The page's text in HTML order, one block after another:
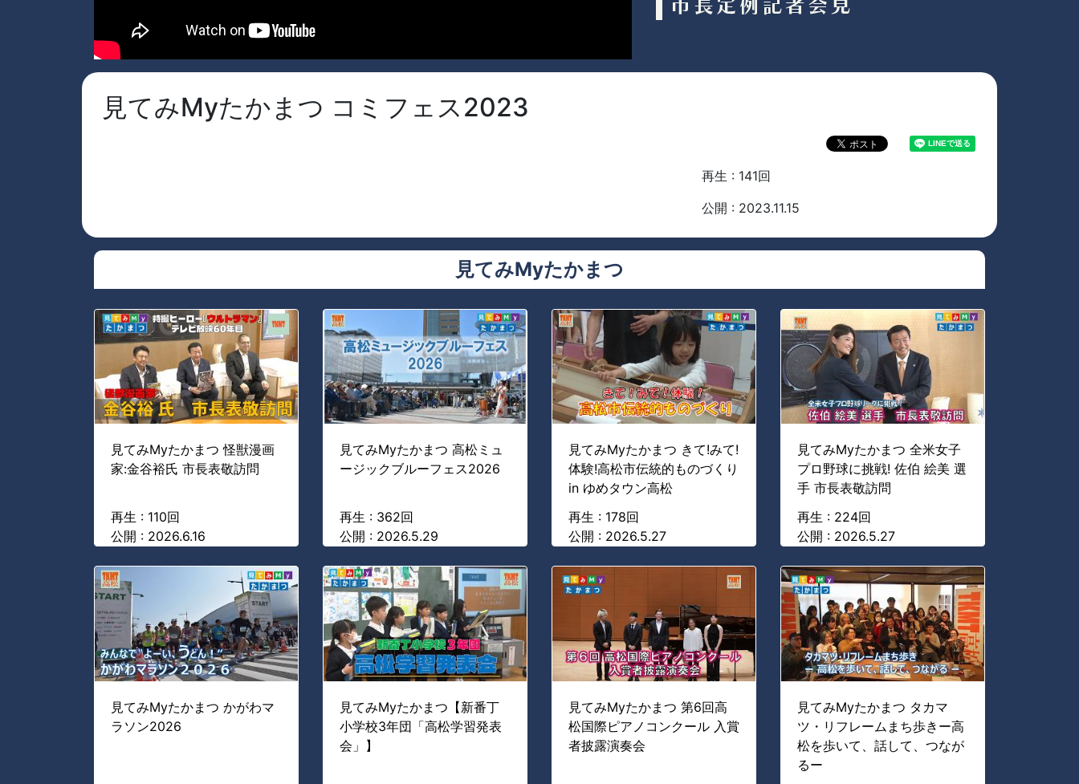
見てみMyたかまつ コミフェス2023
再生 : 141回
公開 : 2023.11.15
見てみMyたかまつ
見てみMyたかまつ 怪獣漫画
家:金谷裕氏 市長表敬訪問
再生 : 110回
公開 : 2026.6.16
見てみMyたかまつ 高松ミュ
ージックブルーフェス2026
再生 : 362回
公開 : 2026.5.29
見てみMyたかまつ きて!みて!
体験!高松市伝統的ものづくり
in ゆめタウン高松
再生 : 178回
公開 : 2026.5.27
見てみMyたかまつ 全米女子
プロ野球に挑戦! 佐伯 絵美 選
手 市長表敬訪問
再生 : 224回
公開 : 2026.5.27
見てみMyたかまつ かがわマ
ラソン2026
見てみMyたかまつ【新番丁
小学校3年団「高松学習発表
会」】
見てみMyたかまつ 第6回高
松国際ピアノコンクール 入賞
者披露演奏会
見てみMyたかまつ タカマ
ツ・リフレームまち歩きー高
松を歩いて、話して、つなが
るー